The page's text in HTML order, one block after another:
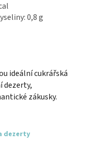
0,8 g
ideální cukrářská
dezerty,
zákusky.
dezerty